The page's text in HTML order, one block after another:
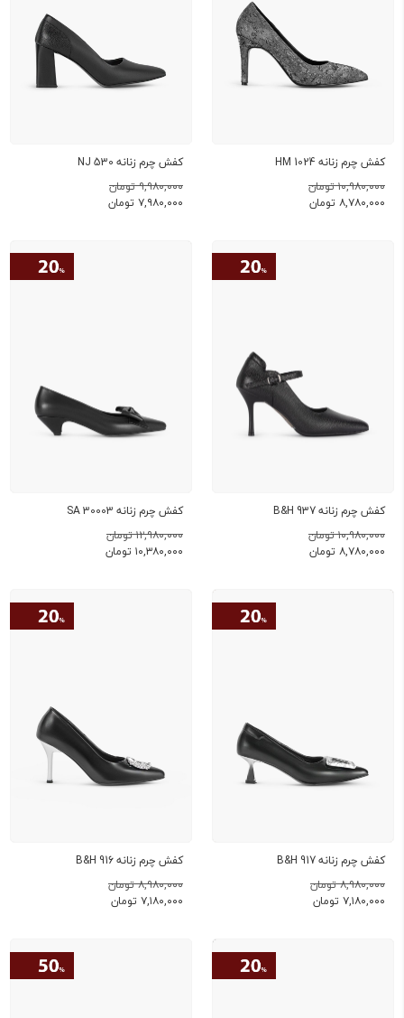
کفش چرم زنانه HM 1024
۱۰,۹۸۰,۰۰۰ تومان
۸,۷۸۰,۰۰۰ تومان
کفش چرم زنانه NJ 530
۹,۹۸۰,۰۰۰ تومان
۷,۹۸۰,۰۰۰ تومان
کفش چرم زنانه B&H 937
۱۰,۹۸۰,۰۰۰ تومان
۸,۷۸۰,۰۰۰ تومان
کفش چرم زنانه SA 30003
۱۲,۹۸۰,۰۰۰ تومان
۱۰,۳۸۰,۰۰۰ تومان
کفش چرم زنانه B&H 917
۸,۹۸۰,۰۰۰ تومان
۷,۱۸۰,۰۰۰ تومان
کفش چرم زنانه B&H 916
۸,۹۸۰,۰۰۰ تومان
۷,۱۸۰,۰۰۰ تومان